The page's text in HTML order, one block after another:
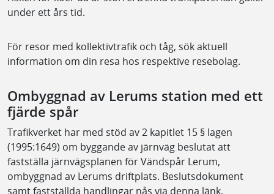
under ett års tid.
För resor med kollektivtrafik och tåg, sök aktuell
information om din resa hos respektive resebolag.
Ombyggnad av Lerums station med ett
fjärde spår
Trafikverket har med stöd av 2 kapitlet 15 § lagen
(1995:1649) om byggande av järnväg beslutat att
fastställa järnvägsplanen för Vändspår Lerum,
ombyggnad av Lerums driftplats. Beslutsdokument
samt fastställda handlingar nås via denna länk,